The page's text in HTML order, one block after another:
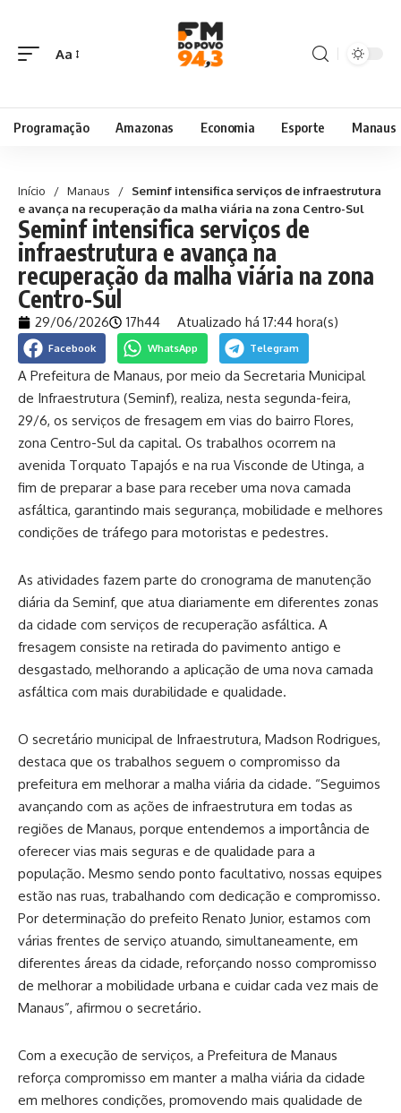
Aa
Programação Amazonas Economia Esporte Manaus
Início / Manaus /
Seminf intensifica serviços de infraestrutura
e avança na recuperação da malha viária na zona Centro-Sul
Seminf intensifica serviços de
infraestrutura e avança na
recuperação da malha viária na zona
Centro-Sul
29/06/2026 17h44 Atualizado há 17:44 hora(s)
Facebook WhatsApp Telegram
A Prefeitura de Manaus, por meio da Secretaria Municipal
de Infraestrutura (Seminf), realiza, nesta segunda-feira,
29/6, os serviços de fresagem em vias do bairro Flores,
zona Centro-Sul da capital. Os trabalhos ocorrem na
avenida Torquato Tapajós e na rua Visconde de Utinga, a
fim de preparar a base para receber uma nova camada
asfáltica, garantindo mais segurança, mobilidade e melhores
condições de tráfego para motoristas e pedestres.
As atividades fazem parte do cronograma de manutenção
diária da Seminf, que atua diariamente em diferentes zonas
da cidade com serviços de recuperação asfáltica. A
fresagem consiste na retirada do pavimento antigo e
desgastado, melhorando a aplicação de uma nova camada
asfáltica com mais durabilidade e qualidade.
O secretário municipal de Infraestrutura, Madson Rodrigues,
destaca que os trabalhos seguem o compromisso da
prefeitura em melhorar a malha viária da cidade. “Seguimos
avançando com as ações de infraestrutura em todas as
regiões de Manaus, porque entendemos a importância de
oferecer vias mais seguras e de qualidade para a
população. Mesmo sendo ponto facultativo, nossas equipes
estão nas ruas, trabalhando com dedicação e compromisso.
Por determinação do prefeito Renato Junior, estamos com
várias frentes de serviço atuando, simultaneamente, em
diferentes áreas da cidade, reforçando nosso compromisso
de melhorar a mobilidade urbana e cuidar cada vez mais de
Manaus”, afirmou o secretário.
Com a execução de serviços, a Prefeitura de Manaus
reforça compromisso em manter a malha viária da cidade
em melhores condições, promovendo mais qualidade de